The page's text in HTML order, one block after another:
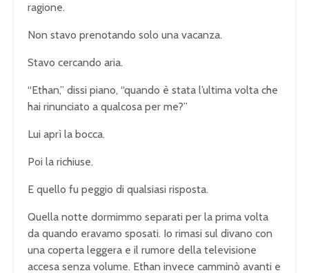
ragione.
Non stavo prenotando solo una vacanza.
Stavo cercando aria.
“Ethan,” dissi piano, “quando è stata l’ultima volta che
hai rinunciato a qualcosa per me?”
Lui aprì la bocca.
Poi la richiuse.
E quello fu peggio di qualsiasi risposta.
Quella notte dormimmo separati per la prima volta
da quando eravamo sposati. Io rimasi sul divano con
una coperta leggera e il rumore della televisione
accesa senza volume. Ethan invece camminò avanti e